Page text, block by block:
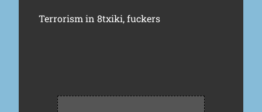
Terrorism in 8txiki, fuckers